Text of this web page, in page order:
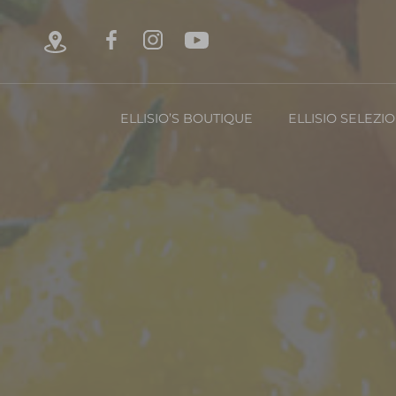
ELLISIO’S BOUTIQUE
FRUTTA
ELLISIO